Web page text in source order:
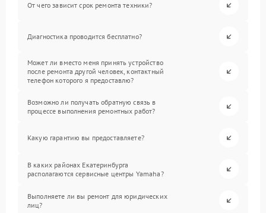
От чего зависит срок ремонта техники?
Диагностика проводится бесплатно?
Может ли вместо меня принять устройство
после ремонта другой человек, контактный
телефон которого я предоставлю?
Возможно ли получать обратную связь в
процессе выполнения ремонтных работ?
Какую гарантию вы предоставляете?
В каких районах Екатеринбурга
располагаются сервисные центры Yamaha?
Выполняете ли вы ремонт для юридических
лиц?